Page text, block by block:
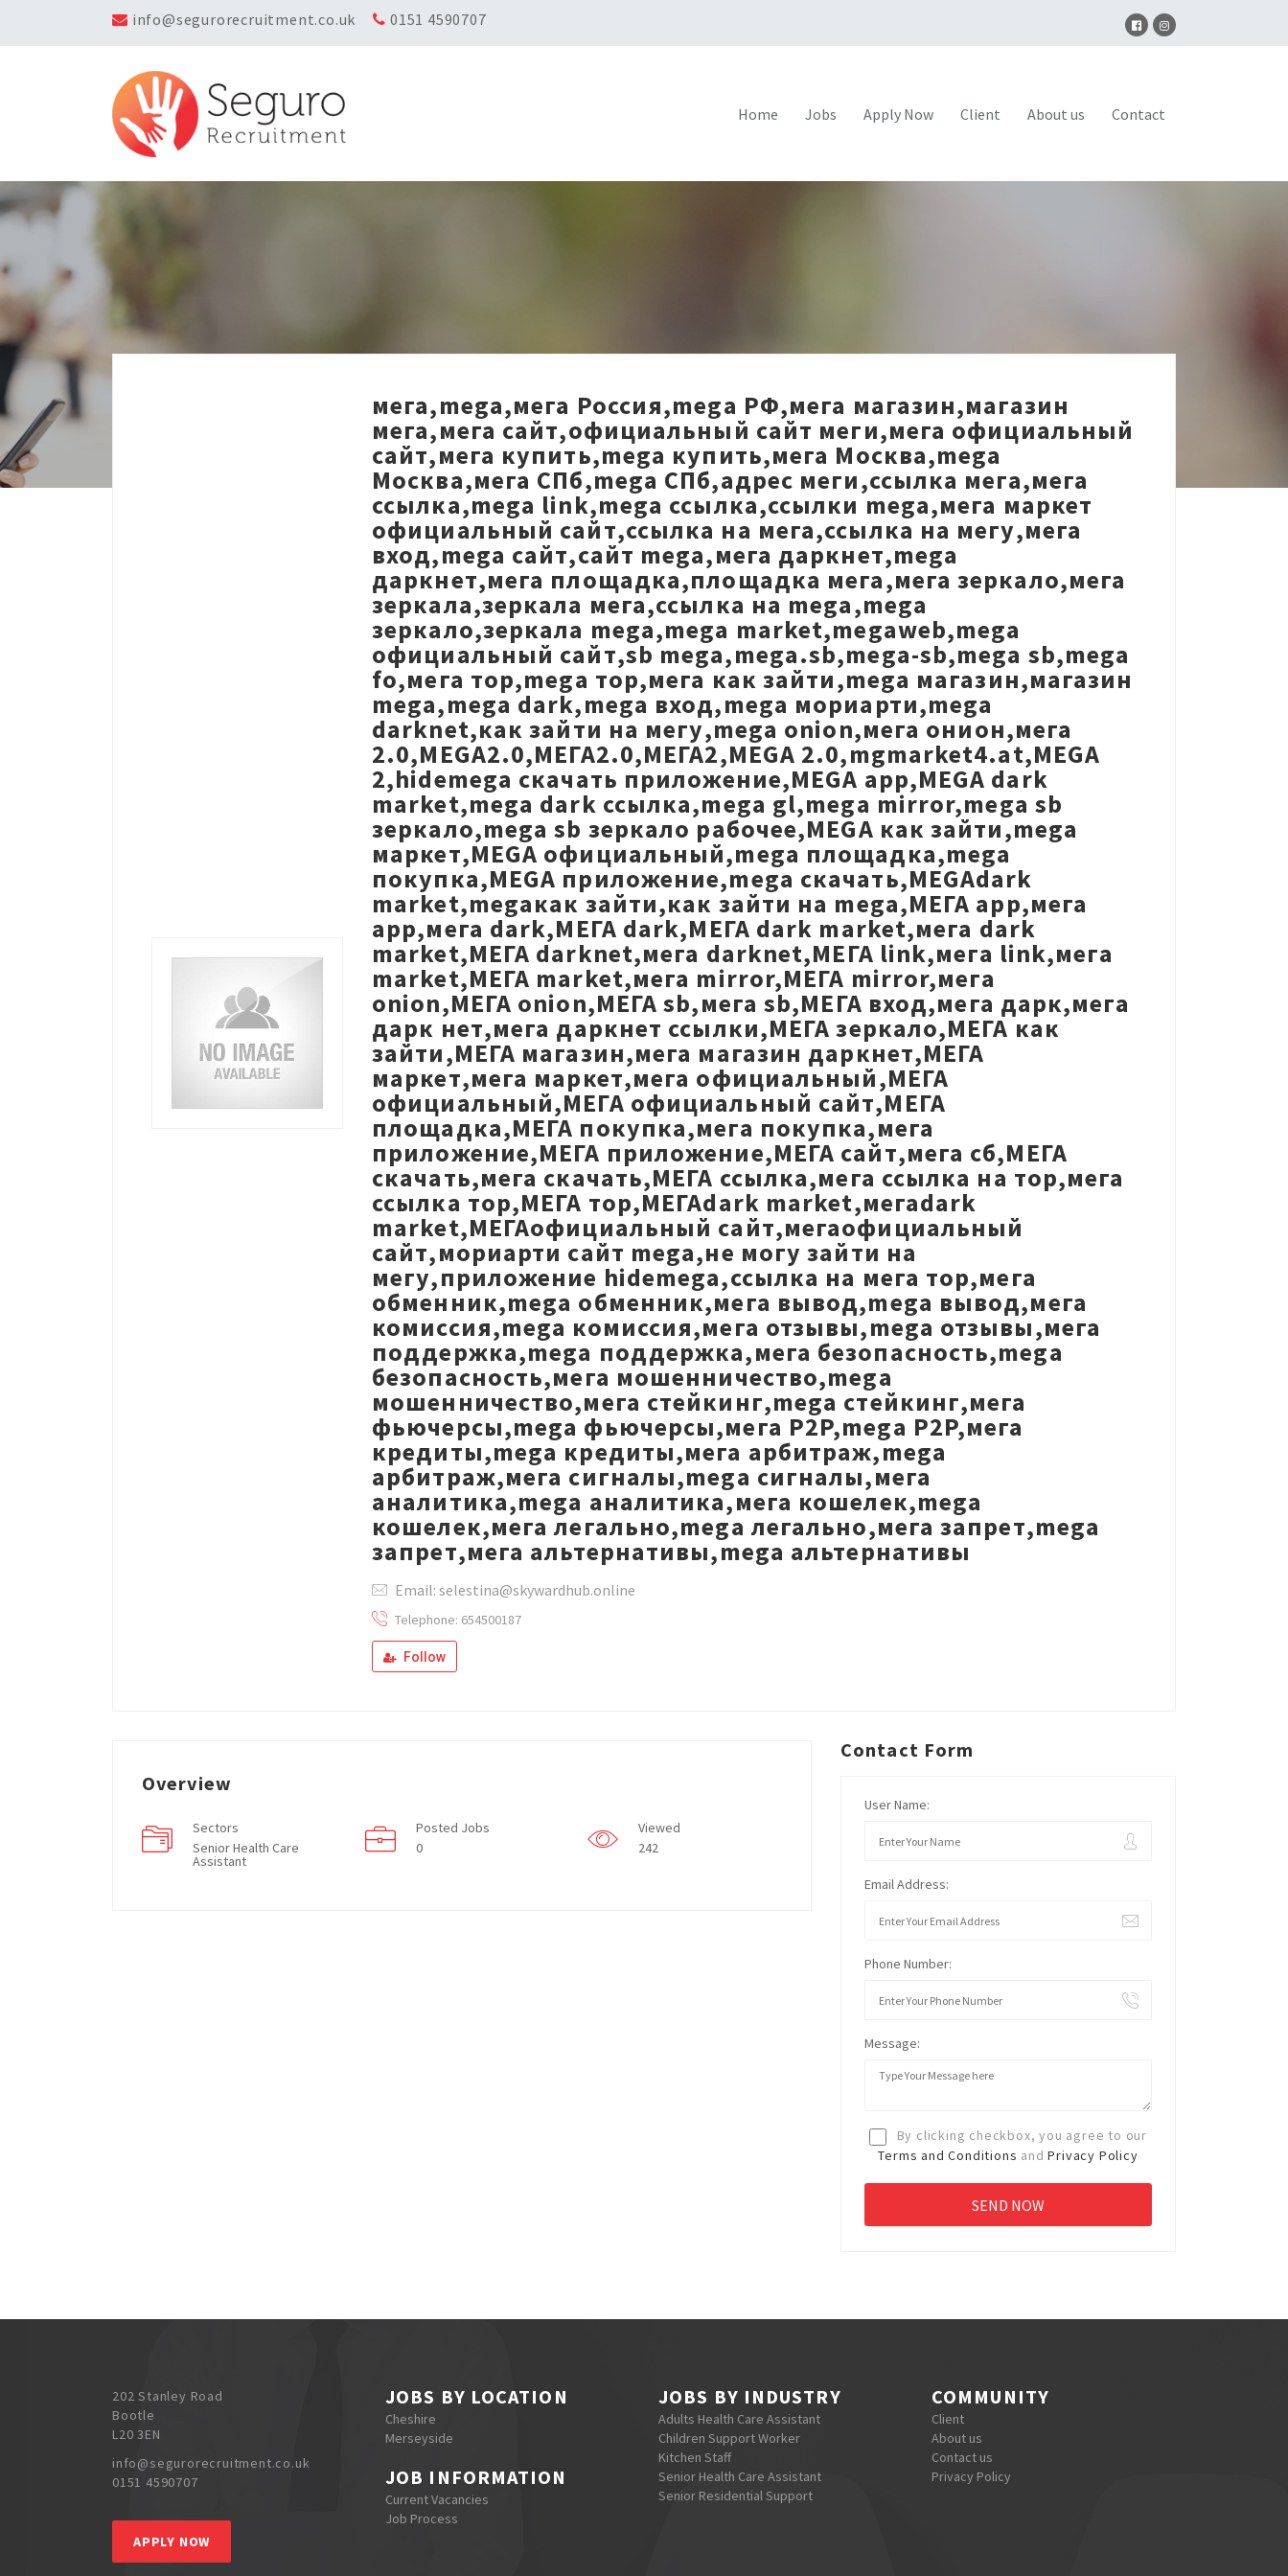
info@segurorecruitment.co.uk 0151 4590707
Home Jobs Apply Now Client About us Contact
мега,mega,мега Россия,mega РФ,мега магазин,магазин
мега,мега сайт,официальный сайт меги,мега официальный
сайт,мега купить,mega купить,мега Москва,mega
Москва,мега СПб,mega СПб,адрес меги,ссылка мега,мега
ссылка,mega link,mega ссылка,ссылки mega,мега маркет
официальный сайт,ссылка на мега,ссылка на мегу,мега
вход,mega сайт,сайт mega,мега даркнет,mega
даркнет,мега площадка,площадка мега,мега зеркало,мега
зеркала,зеркала мега,ссылка на mega,mega
зеркало,зеркала mega,mega market,megaweb,mega
официальный сайт,sb mega,mega.sb,mega-sb,mega sb,mega
fo,мега тор,mega тор,мега как зайти,mega магазин,магазин
mega,mega dark,mega вход,mega мориарти,mega
darknet,как зайти на мегу,mega onion,мега онион,мега
2.0,MEGA2.0,МЕГА2.0,МЕГА2,MEGA 2.0,mgmarket4.at,MEGA
2,hidemega скачать приложение,MEGA app,MEGA dark
market,mega dark ссылка,mega gl,mega mirror,mega sb
зеркало,mega sb зеркало рабочее,MEGA как зайти,mega
маркет,MEGA официальный,mega площадка,mega
покупка,MEGA приложение,mega скачать,MEGAdark
market,megaкак зайти,как зайти на mega,МЕГА app,мега
app,мега dark,МЕГА dark,МЕГА dark market,мега dark
market,МЕГА darknet,мега darknet,МЕГА link,мега link,мега
market,МЕГА market,мега mirror,МЕГА mirror,мега
onion,МЕГА onion,МЕГА sb,мега sb,МЕГА вход,мега дарк,мега
дарк нет,мега даркнет ссылки,МЕГА зеркало,МЕГА как
зайти,МЕГА магазин,мега магазин даркнет,МЕГА
маркет,мега маркет,мега официальный,МЕГА
официальный,МЕГА официальный сайт,МЕГА
площадка,МЕГА покупка,мега покупка,мега
приложение,МЕГА приложение,МЕГА сайт,мега сб,МЕГА
скачать,мега скачать,МЕГА ссылка,мега ссылка на тор,мега
ссылка тор,МЕГА тор,МЕГАdark market,мегаdark
market,МЕГАофициальный сайт,мегаофициальный
сайт,мориарти сайт mega,не могу зайти на
мегу,приложение hidemega,ссылка на мега тор,мега
обменник,mega обменник,мега вывод,mega вывод,мега
комиссия,mega комиссия,мега отзывы,mega отзывы,мега
поддержка,mega поддержка,мега безопасность,mega
безопасность,мега мошенничество,mega
мошенничество,мега стейкинг,mega стейкинг,мега
фьючерсы,mega фьючерсы,мега P2P,mega P2P,мега
кредиты,mega кредиты,мега арбитраж,mega
арбитраж,мега сигналы,mega сигналы,мега
аналитика,mega аналитика,мега кошелек,mega
кошелек,мега легально,mega легально,мега запрет,mega
запрет,мега альтернативы,mega альтернативы
Email: selestina@skywardhub.online
Telephone: 654500187
Follow
Overview
Sectors
Senior Health Care
Assistant
Posted Jobs
0
Viewed
242
Contact Form
User Name:
Email Address:
Phone Number:
Message:
By clicking checkbox, you agree to our
Terms and Conditions andPrivacy Policy
202 Stanley Road
Bootle
L20 3EN
info@segurorecruitment.co.uk
0151 4590707
APPLY NOW
JOBS BY LOCATION
Cheshire
Merseyside
JOB INFORMATION
Current Vacancies
Job Process
JOBS BY INDUSTRY
Adults Health Care Assistant
Children Support Worker
Kitchen Staff
Senior Health Care Assistant
Senior Residential Support
COMMUNITY
Client
About us
Contact us
Privacy Policy